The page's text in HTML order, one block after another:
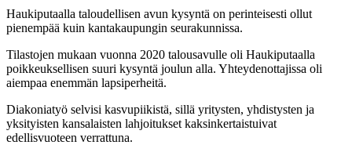
Haukiputaalla taloudellisen avun kysyntä on perinteisesti ollut
pienempää kuin kantakaupungin seurakunnissa.
Tilastojen mukaan vuonna 2020 talousavulle oli Haukiputaalla
poikkeuksellisen suuri kysyntä joulun alla. Yhteydenottajissa oli
aiempaa enemmän lapsiperheitä.
Diakoniatyö selvisi kasvupiikistä, sillä yritysten, yhdistysten ja
yksityisten kansalaisten lahjoitukset kaksinkertaistuivat
edellisvuoteen verrattuna.